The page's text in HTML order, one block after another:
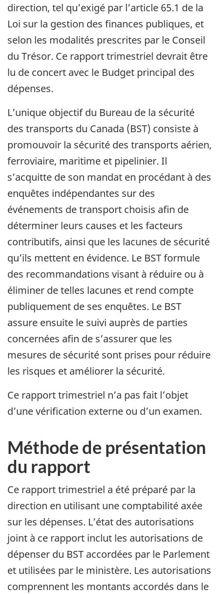
direction, tel qu’exigé par l’article 65.1 de la
Loi sur la gestion des finances publiques, et
selon les modalités prescrites par le Conseil
du Trésor. Ce rapport trimestriel devrait être
lu de concert avec le Budget principal des
dépenses.
L’unique objectif du Bureau de la sécurité
des transports du Canada (BST) consiste à
promouvoir la sécurité des transports aérien,
ferroviaire, maritime et pipelinier. Il
s’acquitte de son mandat en procédant à des
enquêtes indépendantes sur des
événements de transport choisis afin de
déterminer leurs causes et les facteurs
contributifs, ainsi que les lacunes de sécurité
qu’ils mettent en évidence. Le BST formule
des recommandations visant à réduire ou à
éliminer de telles lacunes et rend compte
publiquement de ses enquêtes. Le BST
assure ensuite le suivi auprès de parties
concernées afin de s’assurer que les
mesures de sécurité sont prises pour réduire
les risques et améliorer la sécurité.
Ce rapport trimestriel n’a pas fait l’objet
d’une vérification externe ou d’un examen.
Méthode de présentation
du rapport
Ce rapport trimestriel a été préparé par la
direction en utilisant une comptabilité axée
sur les dépenses. L’état des autorisations
joint à ce rapport inclut les autorisations de
dépenser du BST accordées par le Parlement
et utilisées par le ministère. Les autorisations
comprennent les montants accordés dans le